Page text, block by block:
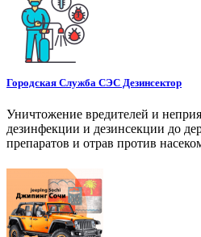
Городская Служба СЭС Дезинсектор
Уничтожение вредителей и
дезинфекции и дезинсекции до
препаратов и отрав против